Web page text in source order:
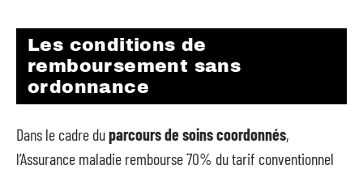
Les conditions de
remboursement sans
ordonnance
Dans le cadre duparcours de soins coordonnés,
l’Assurance maladie rembourse 70% du tarif conventionnel